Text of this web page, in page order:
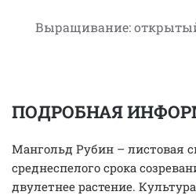
Выращивание:
ПОДРОБНАЯ
Мангольд Рубин – листовая
среднеспелого срока
двулетнее растение.